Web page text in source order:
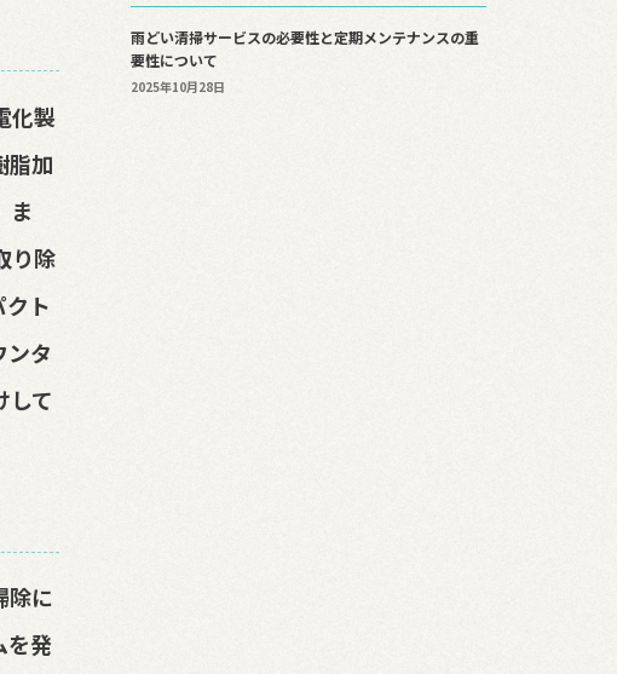
化製
脂加
ま
り除
ト
ンタ
して
除に
を発
雨どい清掃サービスの必要性と定期メンテナンスの重
要性について
2025年10月28日